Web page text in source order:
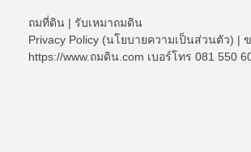
ถมที่ดิน | รับเหมาถมดิน
Privacy Policy (นโยบายความเป็นส่วนตัว) |
https://www.ถมดิน.com เบอร์โทร 081 550